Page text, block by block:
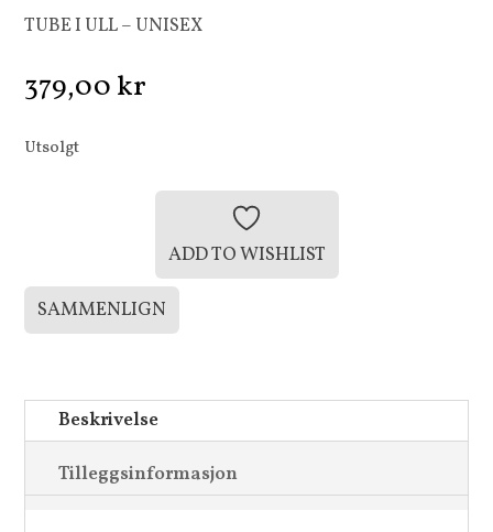
TUBE I ULL – UNISEX
379,00kr
Utsolgt
ADD TO WISHLIST
SAMMENLIGN
Beskrivelse
Tilleggsinformasjon